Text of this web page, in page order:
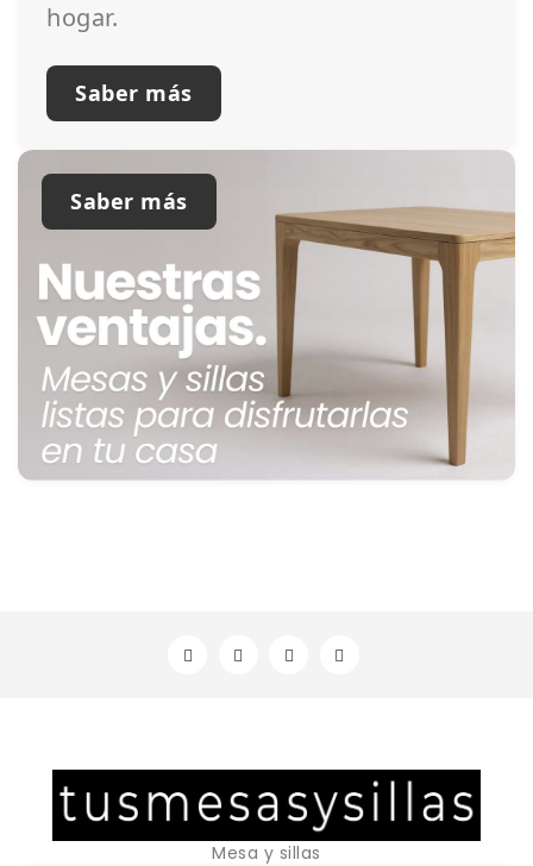
hogar.
Saber más
Saber más
Mesa y sillas